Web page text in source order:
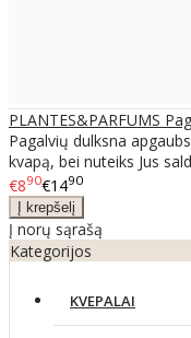
PLANTES&PARFUMS
Pagalvių dulksna
kvapą, bei nuteiks Jus
€890€1490
Į norų sąrašą
Kategorijos
KVEPALAI